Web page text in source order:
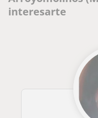
interesarte